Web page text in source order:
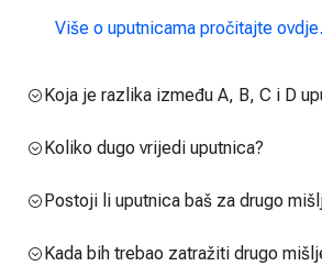
Više o uputnicama pročitajte ovdje.
Koja je razlika između A, B, C i D
Koliko dugo vrijedi uputnica?
Postoji li uputnica baš za drugo
Kada bih trebao zatražiti drugo